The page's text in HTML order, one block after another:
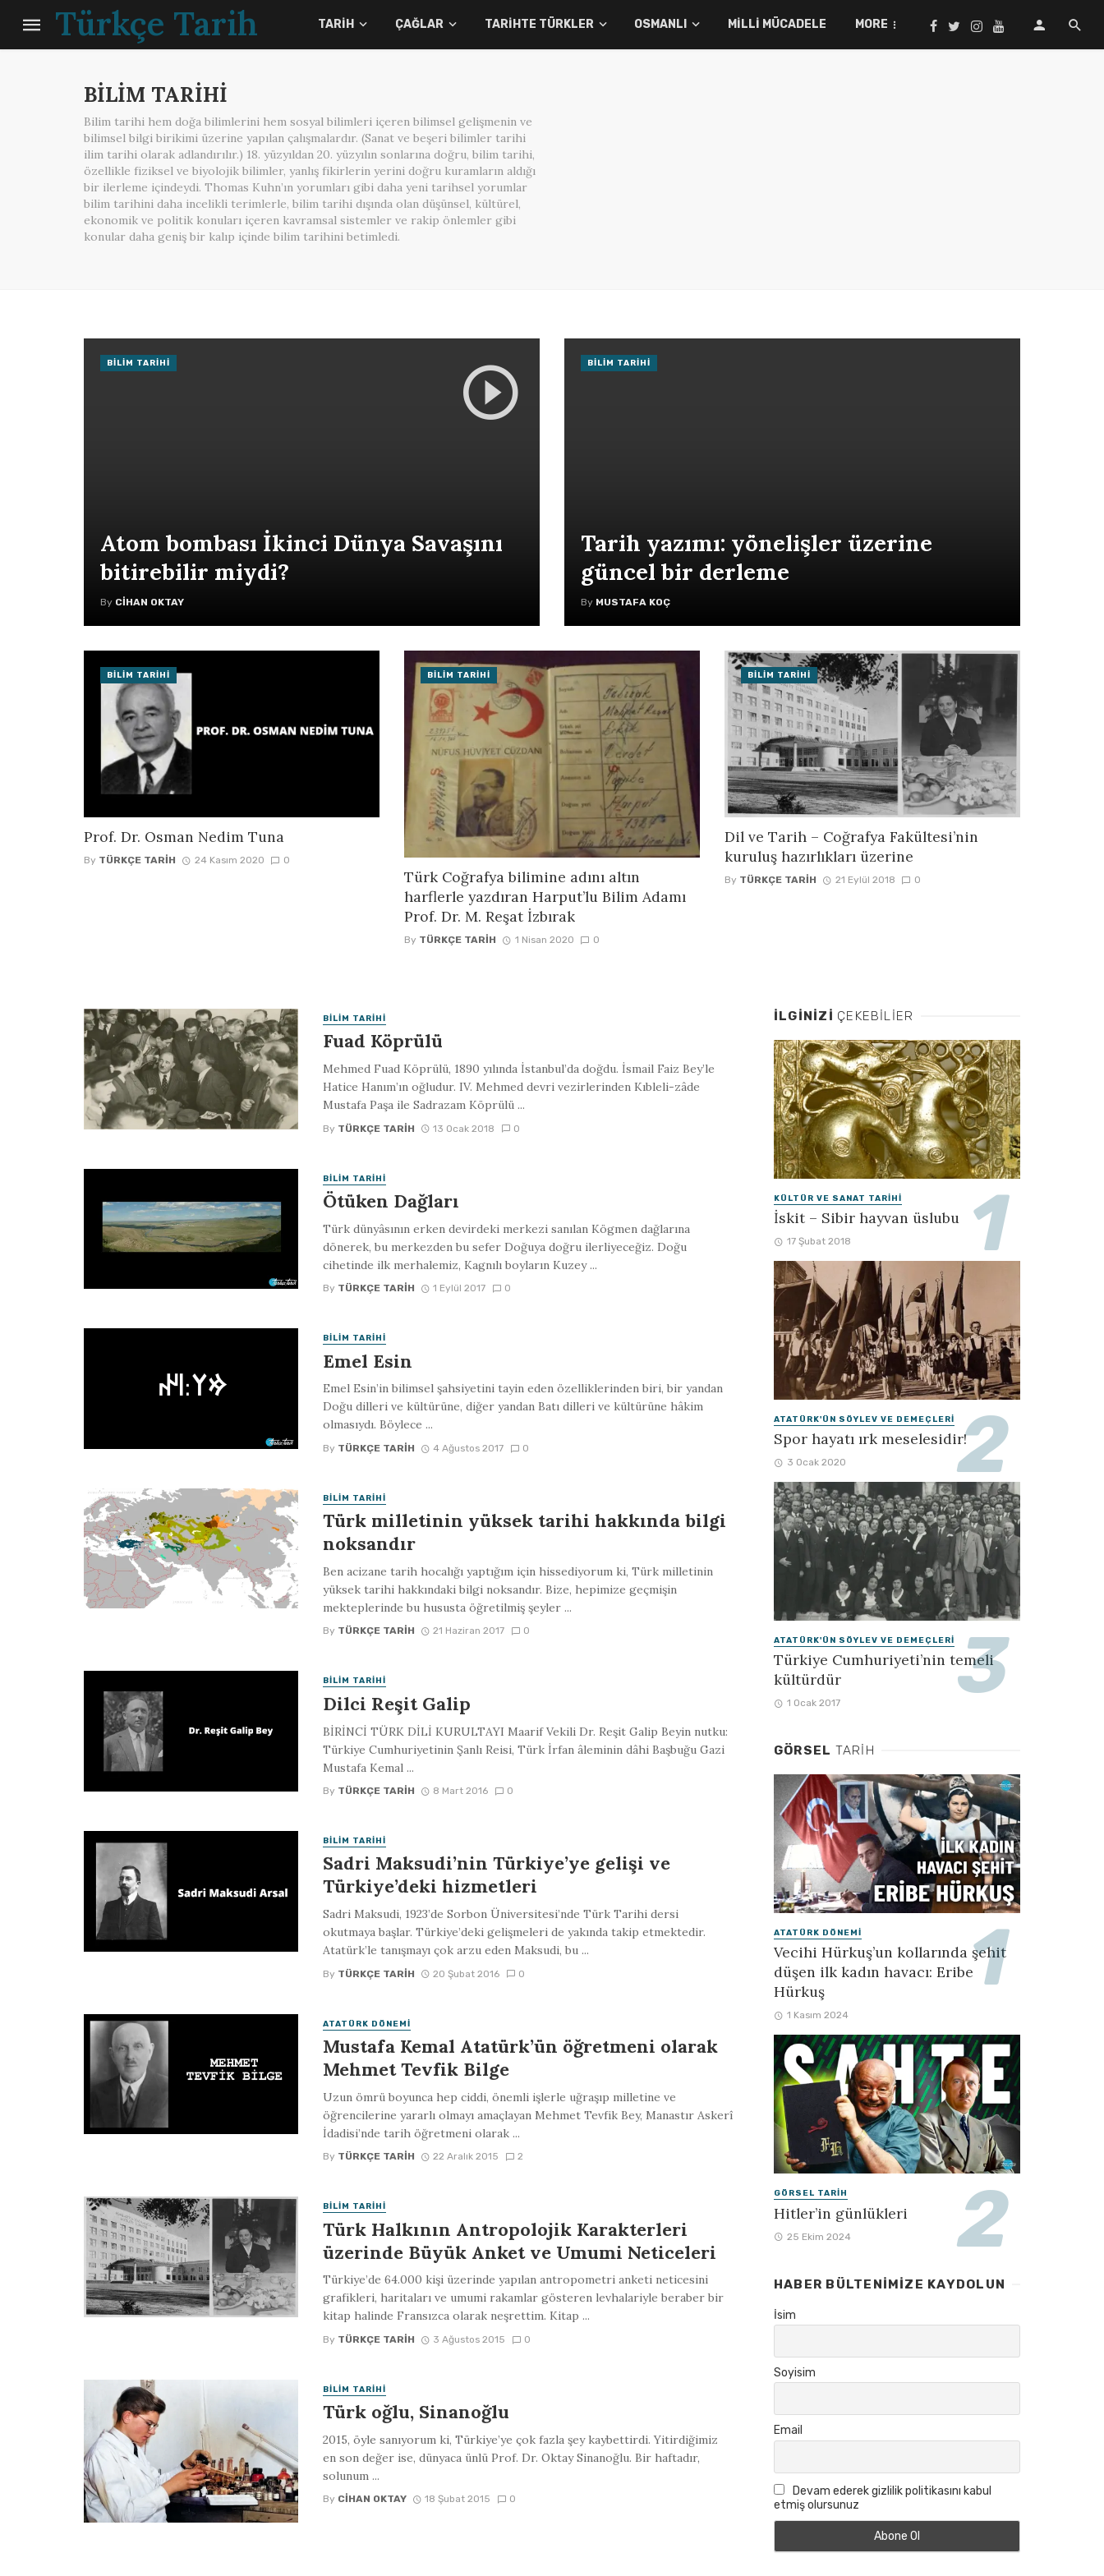
Türkçe Tarih TARIH ÇAĞLAR TARIHTE TÜRKLER OSMANLI MILLI MÜCADELE MORE
BILIM TARIHI
Bilim tarihi hem doğa bilimlerini hem sosyal bilimleri içeren bilimsel gelişmenin ve
bilimsel bilgi birikimi üzerine yapılan çalışmalardır. (Sanat ve beşeri bilimler tarihi
ilim tarihi olarak adlandırılır.) 18. yüzyıldan 20. yüzyılın sonlarına doğru, bilim tarihi,
özellikle fiziksel ve biyolojik bilimler, yanlış fikirlerin yerini doğru kuramların aldığı
bir ilerleme içindeydi. Thomas Kuhn’ın yorumları gibi daha yeni tarihsel yorumlar
bilim tarihini daha incelikli terimlerle, bilim tarihi dışında olan düşünsel, kültürel,
ekonomik ve politik konuları içeren kavramsal sistemler ve rakip önlemler gibi
konular daha geniş bir kalıp içinde bilim tarihini betimledi.
Atom bombası İkinci Dünya Savaşını
bitirebilir miydi?
By CIHAN OKTAY
BILIM TARIHI
Tarih yazımı: yönelişler üzerine
güncel bir derleme
By MUSTAFA KOÇ
BILIM TARIHI
Prof. Dr. Osman Nedim Tuna
By TÜRKÇE TARIH 24 Kasım 2020 0
BILIM TARIHI
Türk Coğrafya bilimine adını altın
harflerle yazdıran Harput’lu Bilim Adamı
Prof. Dr. M. Reşat İzbırak
By TÜRKÇE TARIH 1 Nisan 2020 0
BILIM TARIHI
Dil ve Tarih – Coğrafya Fakültesi’nin
kuruluş hazırlıkları üzerine
By TÜRKÇE TARIH 21 Eylül 2018 0
BILIM TARIHI
BILIM TARIHI
Fuad Köprülü
Mehmed Fuad Köprülü, 1890 yılında İstanbul’da doğdu. İsmail Faiz Bey’le
Hatice Hanım’ın oğludur. IV. Mehmed devri vezirlerinden Kıbleli-zâde
Mustafa Paşa ile Sadrazam Köprülü ...
By TÜRKÇE TARIH 13 Ocak 2018 0
BILIM TARIHI
Ötüken Dağları
Türk dünyâsının erken devirdeki merkezi sanılan Kög­men dağlarına
dönerek, bu merkezden bu sefer Doğuya doğru ilerliyeceğiz. Doğu
cihetinde ilk merhalemiz, Kagnılı boyların Kuzey ...
By TÜRKÇE TARIH 1 Eylül 2017 0
BILIM TARIHI
Emel Esin
Emel Esin’in bilimsel şahsiyetini tayin eden özellik­lerinden biri, bir yandan
Doğu dilleri ve kültürüne, diğer yandan Batı dilleri ve kültürüne hâkim
olmasıydı. Böylece ...
By TÜRKÇE TARIH 4 Ağustos 2017 0
BILIM TARIHI
Türk milletinin yüksek tarihi hakkında bilgi
noksandır
Ben acizane tarih hocalığı yaptığım için hissediyorum ki, Türk milletinin
yüksek tarihi hakkındaki bilgi noksandır. Bize, hepimize geçmişin
mekteplerinde bu hususta öğretilmiş şeyler ...
By TÜRKÇE TARIH 21 Haziran 2017 0
BILIM TARIHI
Dilci Reşit Galip
BİRİNCİ TÜRK DİLİ KURULTAYI Maarif Vekili Dr. Reşit Galip Beyin nutku:
Türkiye Cumhuriyetinin Şanlı Reisi, Türk İrfan âleminin dâhi Başbuğu Gazi
Mustafa Kemal ...
By TÜRKÇE TARIH 8 Mart 2016 0
BILIM TARIHI
Sadri Maksudi’nin Türkiye’ye gelişi ve
Türkiye’deki hizmetleri
Sadri Maksudi, 1923’de Sorbon Üniversitesi’nde Türk Tarihi dersi
okutmaya başlar. Türkiye’deki gelişmeleri de yakında takip etmektedir.
Atatürk’le tanışmayı çok arzu eden Maksudi, bu ...
By TÜRKÇE TARIH 20 Şubat 2016 0
ATATÜRK DÖNEMI
Mustafa Kemal Atatürk’ün öğretmeni olarak
Mehmet Tevfik Bilge
Uzun ömrü boyunca hep ciddi, önemli işlerle uğraşıp milletine ve
öğrencilerine yararlı olmayı amaçlayan Mehmet Tevfik Bey, Manastır Askerî
İdadisi’nde tarih öğretmeni olarak ...
By TÜRKÇE TARIH 22 Aralık 2015 2
BILIM TARIHI
Türk Halkının Antropolojik Karakterleri
üzerinde Büyük Anket ve Umumi Neticeleri
Türkiye’de 64.000 kişi üzerinde yapılan antropometri anketi neticesini
grafikleri, haritaları ve umumi rakamlar gösteren levhalariyle beraber bir
kitap halinde Fransızca olarak neşrettim. Kitap ...
By TÜRKÇE TARIH 3 Ağustos 2015 0
BILIM TARIHI
Türk oğlu, Sinanoğlu
2015, öyle sanıyorum ki, Türkiye’ye çok fazla şey kaybettirdi. Yitirdiğimiz
en son değer ise, dünyaca ünlü Prof. Dr. Oktay Sinanoğlu. Bir haftadır,
solunum ...
By CIHAN OKTAY 18 Şubat 2015 0
İLGINIZI ÇEKEBILIER
KÜLTÜR VE SANAT TARIHI
İskit – Sibir hayvan üslubu
17 Şubat 2018
ATATÜRK'ÜN SÖYLEV VE DEMEÇLERI
Spor hayatı ırk meselesidir!
3 Ocak 2020
ATATÜRK'ÜN SÖYLEV VE DEMEÇLERI
Türkiye Cumhuriyeti’nin temeli
kültürdür
1 Ocak 2017
GÖRSEL TARIH
ATATÜRK DÖNEMI
Vecihi Hürkuş’un kollarında şehit
düşen ilk kadın havacı: Eribe
Hürkuş
1 Kasım 2024
GÖRSEL TARIH
Hitler’in günlükleri
25 Ekim 2024
HABER BÜLTENIMIZE KAYDOLUN
İsim
Soyisim
Email
Devam ederek gizlilik politikasını kabul
etmiş olursunuz